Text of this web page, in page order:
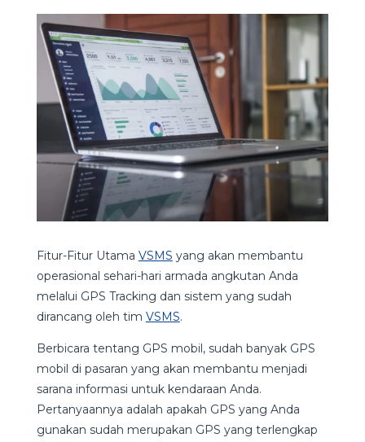
Fitur-Fitur Utama VSMS yang akan membantu
operasional sehari-hari armada angkutan Anda
melalui GPS Tracking dan sistem yang sudah
dirancang oleh tim VSMS.
Berbicara tentang GPS mobil, sudah banyak GPS
mobil di pasaran yang akan membantu menjadi
sarana informasi untuk kendaraan Anda.
Pertanyaannya adalah apakah GPS yang Anda
gunakan sudah merupakan GPS yang terlengkap